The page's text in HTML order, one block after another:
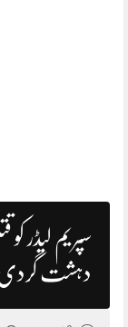
سپریم لیڈر
دہشت گردی